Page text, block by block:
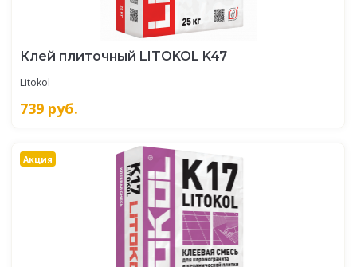
Клей плиточный LITOKOL K47
Litokol
739 руб.
Акция